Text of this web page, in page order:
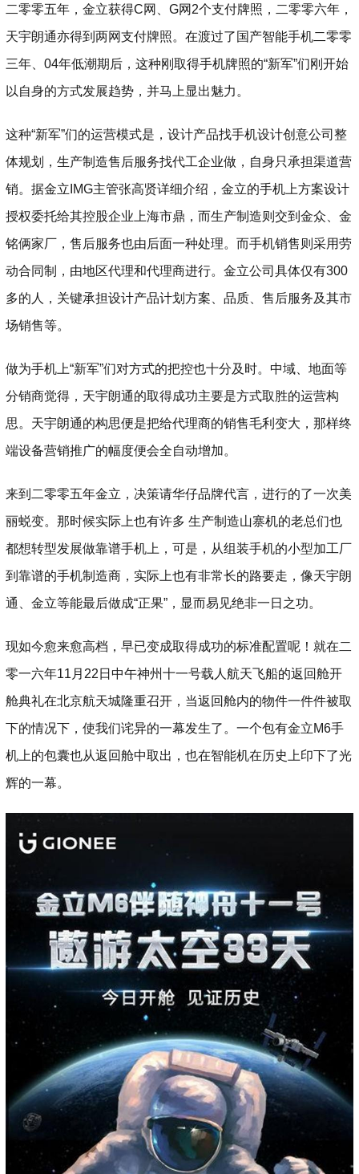
二零零五年，金立获得C网、G网2个支付牌照，二零零六年，
天宇朗通亦得到两网支付牌照。在渡过了国产智能手机二零零
三年、04年低潮期后，这种刚取得手机牌照的“新军”们刚开始
以自身的方式发展趋势，并马上显出魅力。
这种“新军”们的运营模式是，设计产品找手机设计创意公司整
体规划，生产制造售后服务找代工企业做，自身只承担渠道营
销。据金立IMG主管张高贤详细介绍，金立的手机上方案设计
授权委托给其控股企业上海市鼎，而生产制造则交到金众、金
铭俩家厂，售后服务也由后面一种处理。而手机销售则采用劳
动合同制，由地区代理和代理商进行。金立公司具体仅有300
多的人，关键承担设计产品计划方案、品质、售后服务及其市
场销售等。
做为手机上“新军”们对方式的把控也十分及时。中域、地面等
分销商觉得，天宇朗通的取得成功主要是方式取胜的运营构
思。天宇朗通的构思便是把给代理商的销售毛利变大，那样终
端设备营销推广的幅度便会全自动增加。
来到二零零五年金立，决策请华仔品牌代言，进行的了一次美
丽蜕变。那时候实际上也有许多 生产制造山寨机的老总们也
都想转型发展做靠谱手机上，可是，从组装手机的小型加工厂
到靠谱的手机制造商，实际上也有非常长的路要走，像天宇朗
通、金立等能最后做成“正果”，显而易见绝非一日之功。
现如今愈来愈高档，早已变成取得成功的标准配置呢！就在二
零一六年11月22日中午神州十一号载人航天飞船的返回舱开
舱典礼在北京航天城隆重召开，当返回舱内的物件一件件被取
下的情况下，使我们诧异的一幕发生了。一个包有金立M6手
机上的包囊也从返回舱中取出，也在智能机在历史上印下了光
辉的一幕。